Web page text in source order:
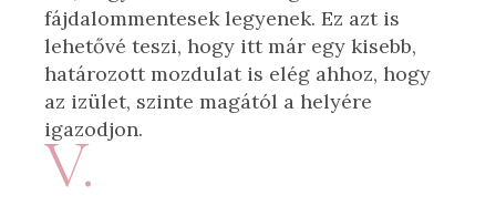
fájdalommentesek legyenek. Ez azt is
lehetővé teszi, hogy itt már egy kisebb,
határozott mozdulat is elég ahhoz, hogy
az izület, szinte magától a helyére
igazodjon.
V.